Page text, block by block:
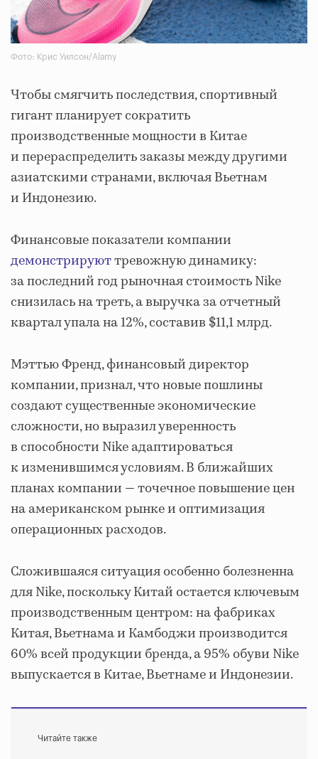
Фото: Крис Уилсон/Alamy
Чтобы смягчить последствия, спортивный
гигант планирует сократить
производственные мощности в Китае
и перераспределить заказы между другими
азиатскими странами, включая Вьетнам
и Индонезию.
Финансовые показатели компании
демонстрируюттревожную динамику:
за последний год рыночная стоимость Nike
снизилась на треть, а выручка за отчетный
квартал упала на 12%, составив $11,1 млрд.
Мэттью Френд, финансовый директор
компании, признал, что новые пошлины
создают существенные экономические
сложности, но выразил уверенность
в способности Nike адаптироваться
к изменившимся условиям. В ближайших
планах компании — точечное повышение цен
на американском рынке и оптимизация
операционных расходов.
Сложившаяся ситуация особенно болезненна
для Nike, поскольку Китай остается ключевым
производственным центром: на фабриках
Китая, Вьетнама и Камбоджи производится
60% всей продукции бренда, а 95% обуви Nike
выпускается в Китае, Вьетнаме и Индонезии.
Читайте также